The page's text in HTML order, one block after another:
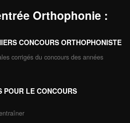
Orthophonie :
CONCOURS ORTHOPHONISTE
corrigés du concours des années
POUR LE CONCOURS